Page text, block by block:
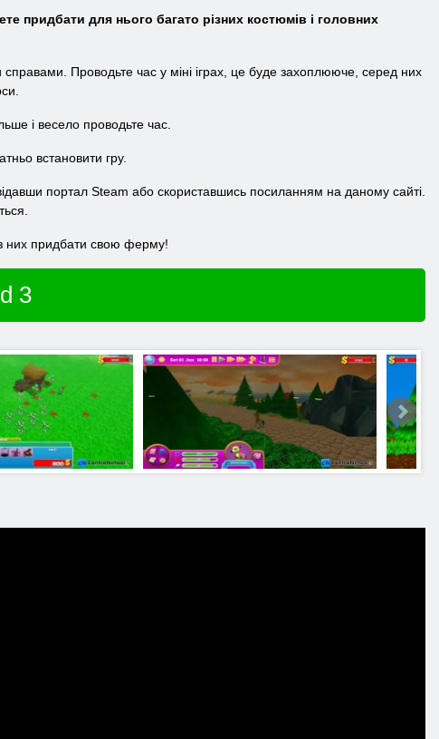
придбати для нього багато різних костюмів і головних
Проводьте час у міні іграх, це буде захоплююче, серед них
і весело проводьте час.
встановити гру.
портал Steam або скориставшись посиланням на даному сайті.
з них придбати свою ферму!
3